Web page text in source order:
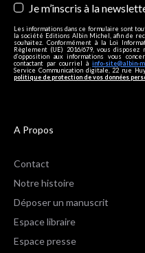
Je m’inscris à la
Les informations dans ce formulaire sont
la société Editions Albin Michel, afin de
souhaitez. Conformément à la Loi
Règlement (UE) 2016/679, vous
d’opposition aux informations vous
contactant par courriel à info-site@albin-
Service Communication digitale, 22 rue
politique de protection de vos données
A Propos
Contact
Notre histoire
Déposer un manuscrit
Espace libraire
Espace presse